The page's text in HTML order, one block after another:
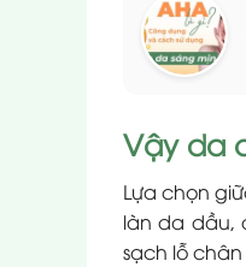
Vậy da
Lựa chọn
làn da dầu,
sạch lỗ chân